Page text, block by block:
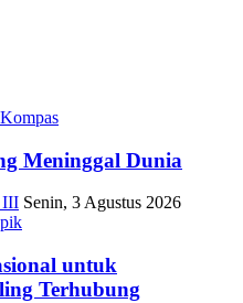
Meninggal Dunia
III Senin, 3 Agustus 2026
untuk
Terhubung